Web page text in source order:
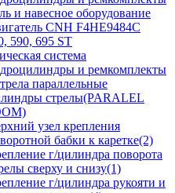
и навесное оборудование
CNH F4HE9484C
590, 695 ST
система
и ремкомплекты
параллельные
стрелы(PARALEL
узел крепления
бабки к каретке(2)
г/цилиндра поворота
сверху и снизу(1)
г/цилиндра рукояти и